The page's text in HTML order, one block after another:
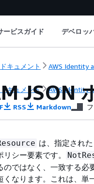
ービスガイド デベロッ
ドキュメント AWS Identity
ドキュメント AWS Identity
JSON
RSS Markdown
は、指定され
リシー要素です。
のではなく、一致する必
くなります。これは、単